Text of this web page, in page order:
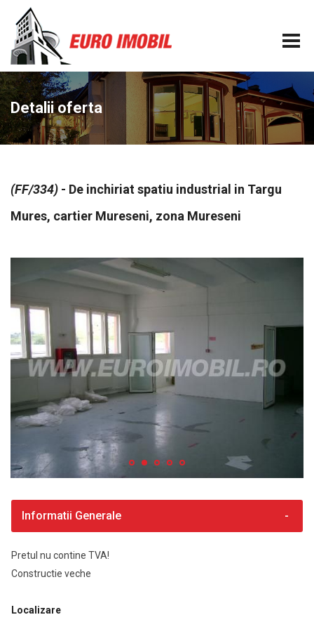
Detalii oferta
(FF/334) - De inchiriat spatiu industrial in Targu
Mures, cartier Mureseni, zona Mureseni
Informatii Generale
Pretul nu contine TVA!
Constructie veche
Localizare